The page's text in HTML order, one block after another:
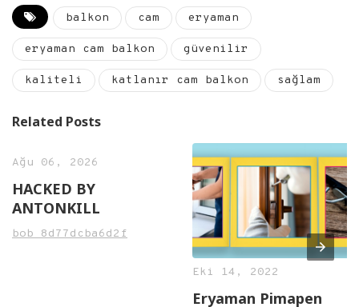
balkon cam eryaman
eryaman cam balkon güvenilir
kaliteli katlanır cam balkon sağlam
Related Posts
Ağu 06, 2026
HACKED BY
ANTONKILL
bob_8d77dcba6d2f
Eki 14, 2022
Eryaman Pimapen